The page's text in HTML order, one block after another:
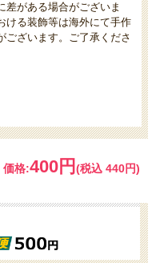
差がある場合がございま
る装飾等は海外にて手作
ございます。ご了承くださ
価格:400円 (税込 440円)